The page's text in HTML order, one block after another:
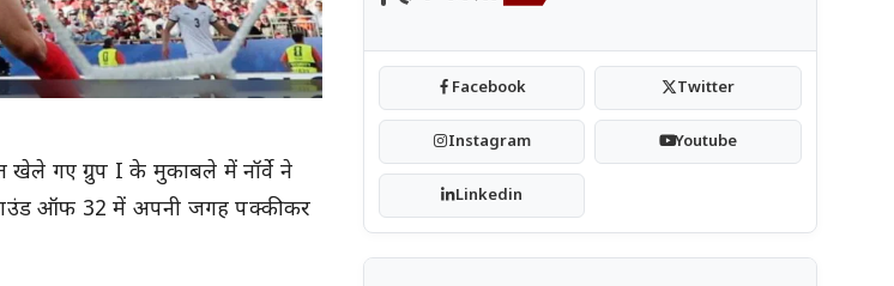
खेले गए ग्रुप I के मुकाबले में नॉर्वे ने
ऑफ 32 में अपनी जगह पक्की कर
Facebook Twitter
Instagram Youtube
Linkedin